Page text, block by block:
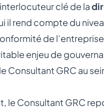
clé de la
il rend compte du
de
enjeu de
Consultant GRC au
le Consultant GRC